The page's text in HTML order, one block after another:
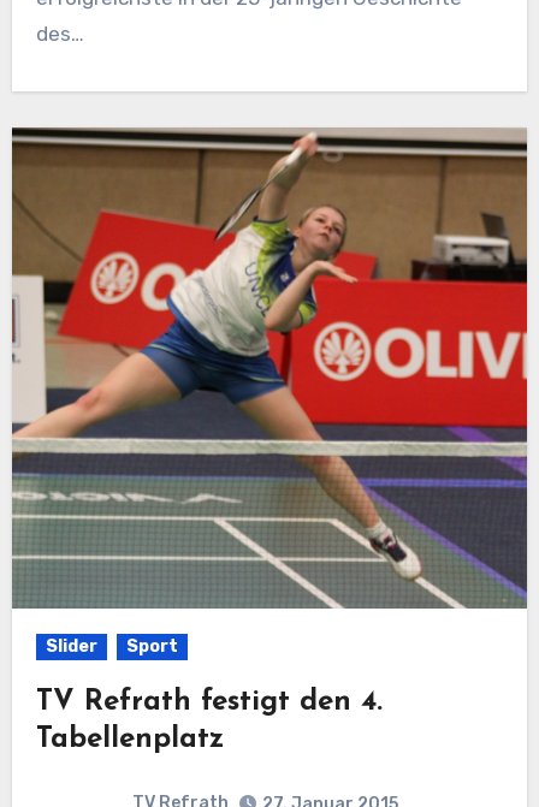
des…
Slider Sport
TV Refrath festigt den 4.
Tabellenplatz
TV Refrath